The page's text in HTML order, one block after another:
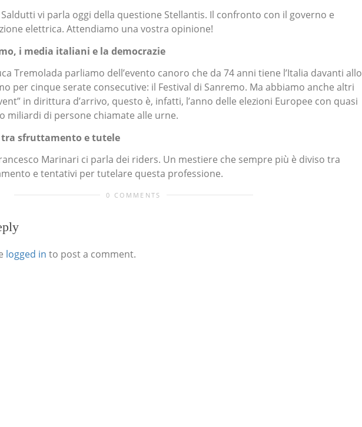
vi parla oggi della questione Stellantis. Il confronto con il governo e
elettrica. Attendiamo una vostra opinione!
i media italiani e la democrazie
Tremolada parliamo dell’evento canoro che da 74 anni tiene l’Italia davanti allo
per cinque serate consecutive: il Festival di Sanremo. Ma abbiamo anche altri
in dirittura d’arrivo, questo è, infatti, l’anno delle elezioni Europee con quasi
miliardi di persone chiamate alle urne.
tra sfruttamento e tutele
Marinari ci parla dei riders. Un mestiere che sempre più è diviso tra
e tentativi per tutelare questa professione.
0 COMMENTS
logged in to post a comment.